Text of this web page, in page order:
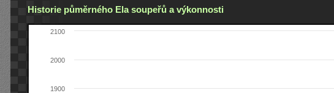
Historie půměrného Ela soupeřů a výkonnosti
1900
2000
2100